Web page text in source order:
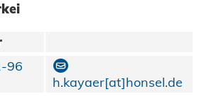
96
h.kayaer[at]honsel.de